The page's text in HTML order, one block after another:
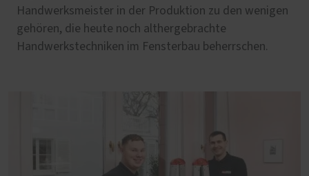
Handwerksmeister in der Produktion zu den wenigen
gehören, die heute noch althergebrachte
Handwerkstechniken im Fensterbau beherrschen.